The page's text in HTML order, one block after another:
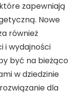
zapewniają
Nowe
również
i wydajności
być na bieżąco
w dziedzinie
dla